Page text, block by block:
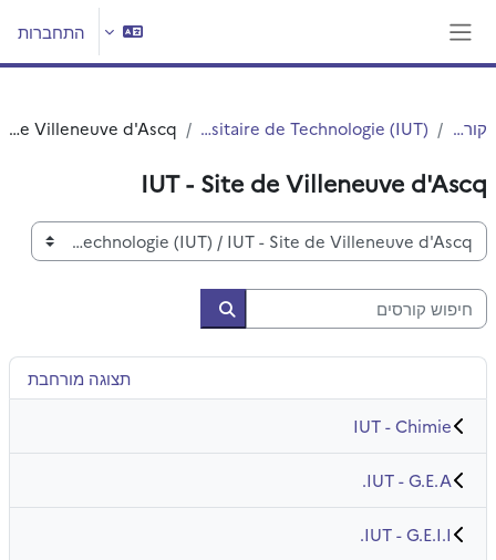
התחברות
קורסים Institut Universitaire de Technologie (IUT)
IUT - Site de Villeneuve d'Ascq
IUT - Site de Villeneuve d'Ascq
קטגוריות קורסים
חיפוש קורסים
חיפוש קורסים
תצוגה מורחבת
IUT - Chimie
IUT - G.E.A.
IUT - G.E.I.I.